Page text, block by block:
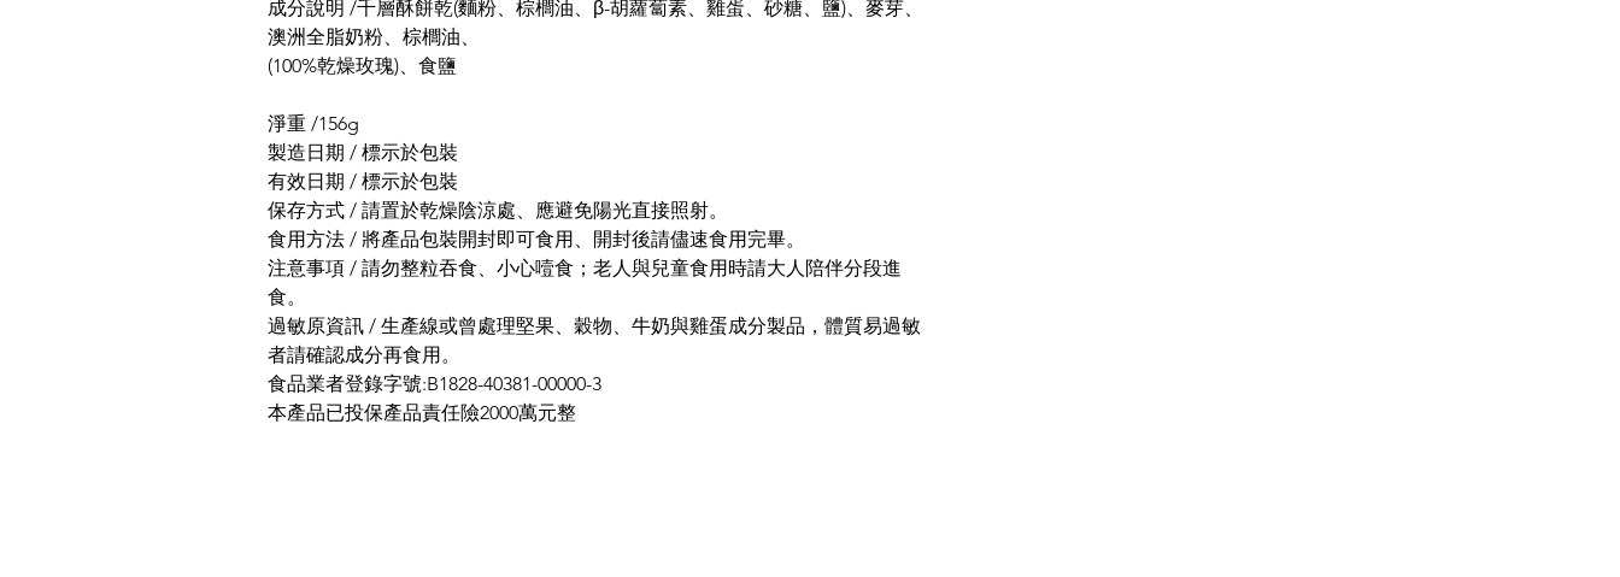
成分說明 /千層酥餅乾(麵粉、棕櫚油、β-胡蘿蔔素、雞蛋、砂糖、鹽)、麥芽、
澳洲全脂奶粉、棕櫚油、
(100%乾燥玫瑰)、食鹽
淨重 /156g
製造日期 / 標示於包裝
有效日期 / 標示於包裝
保存方式 / 請置於乾燥陰涼處、應避免陽光直接照射。
食用方法 / 將產品包裝開封即可食用、開封後請儘速食用完畢。
注意事項 / 請勿整粒吞食、小心噎食；老人與兒童食用時請大人陪伴分段進
食。
過敏原資訊 / 生產線或曾處理堅果、穀物、牛奶與雞蛋成分製品，體質易過敏
者請確認成分再食用。
食品業者登錄字號:B1828-40381-00000-3
本產品已投保產品責任險2000萬元整